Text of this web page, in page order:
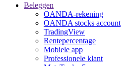
Beleggen
OANDA-rekening
OANDA stocks account
TradingView
Rentepercentage
Mobiele app
Professionele klant